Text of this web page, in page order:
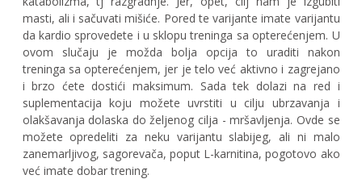
masti, ali i sačuvati mišiće. Pored te varijante imate varijantu
da kardio sprovedete i u sklopu treninga sa opterećenjem. U
ovom slučaju je možda bolja opcija to uraditi nakon
treninga sa opterećenjem, jer je telo već aktivno i zagrejano
i brzo ćete dostići maksimum. Sada tek dolazi na red i
suplementacija koju možete uvrstiti u cilju ubrzavanja i
olakšavanja dolaska do željenog cilja - mršavljenja. Ovde se
možete opredeliti za neku varijantu slabijeg, ali ni malo
zanemarljivog, sagorevača, poput L-karnitina, pogotovo ako
već imate dobar trening.